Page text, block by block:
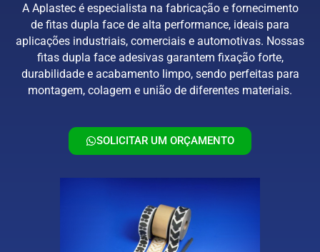
A Aplastec é especialista na fabricação e fornecimento
de fitas dupla face de alta performance, ideais para
aplicações industriais, comerciais e automotivas. Nossas
fitas dupla face adesivas garantem fixação forte,
durabilidade e acabamento limpo, sendo perfeitas para
montagem, colagem e união de diferentes materiais.
SOLICITAR UM ORÇAMENTO